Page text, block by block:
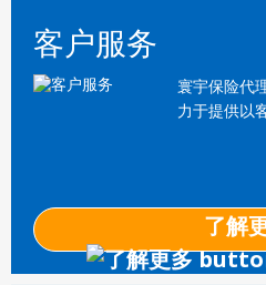
客户服务
寰宇保险代
力于提供以
了解